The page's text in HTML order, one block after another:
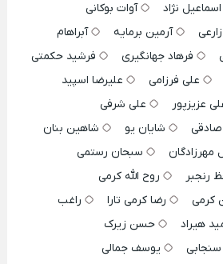
نژاد
آوات بوکانی
آرمین برمایه
آبراهام
فرهاد جهانگیری
فرشید حکمتی
علی فرزامی
علیرضا اسپید
عزیزپور
علی شرفی
صادقی شایان یو
شاهین بنان
مهرزادگان
سبحان رستمی
رنجبر
روح الله کرمی
کرمی رضا کرمی تارا
راغب
هیراد
حسن زیرک
یوسف جمالی